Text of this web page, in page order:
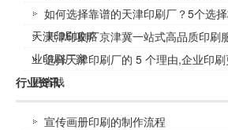
如何选择靠谱的天津印刷厂？5个选择
天津印刷攻略
天津印刷厂京津冀一站式高品质印刷
业印刷厂家
选择天津印刷厂的 5 个理由,企业印
更省钱
行业资讯
宣传画册印刷的制作流程